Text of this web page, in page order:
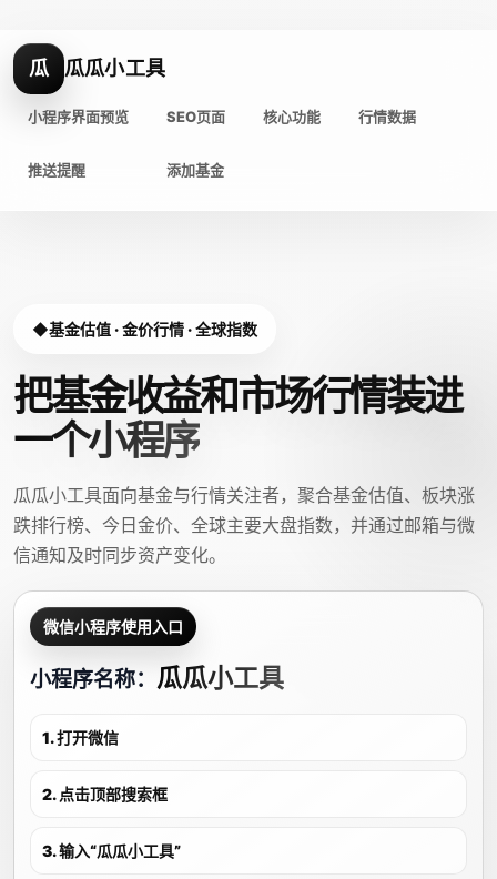
瓜 瓜瓜小工具
小程序界面预览 SEO页面 核心功能 行情数据
推送提醒 添加基金
基金估值 · 金价行情 · 全球指数
把基金收益和市场行情装进
一个小程序
瓜瓜小工具面向基金与行情关注者，聚合基金估值、板块涨
跌排行榜、今日金价、全球主要大盘指数，并通过邮箱与微
信通知及时同步资产变化。
微信小程序使用入口
小程序名称： 瓜瓜小工具
1. 打开微信
2. 点击顶部搜索框
3. 输入“瓜瓜小工具”